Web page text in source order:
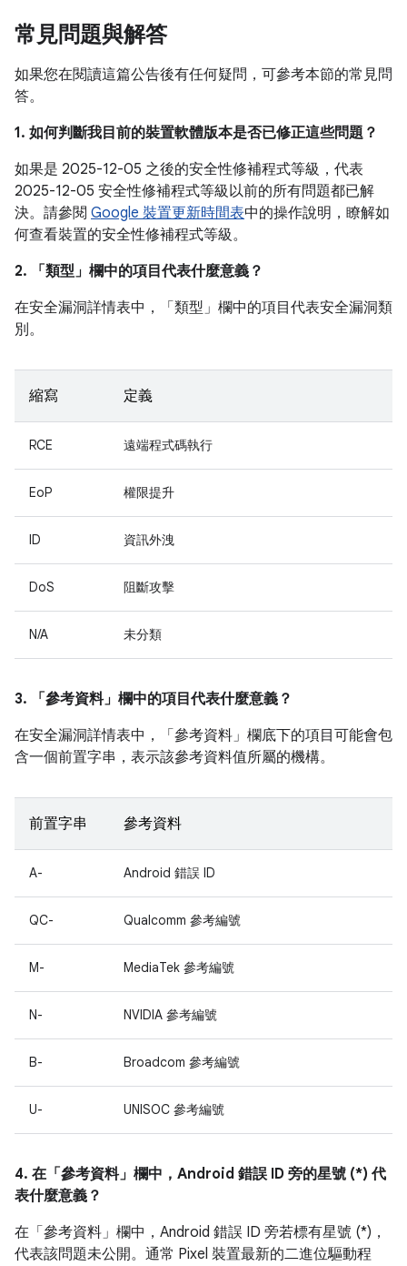
常見問題與解答
如果您在閱讀這篇公告後有任何疑問，可參考本節的常見問
答。
1. 如何判斷我目前的裝置軟體版本是否已修正這些問題？
如果是 2025-12-05 之後的安全性修補程式等級，代表
2025-12-05 安全性修補程式等級以前的所有問題都已解
決。請參閱 Google 裝置更新時間表中的操作說明，瞭解如
何查看裝置的安全性修補程式等級。
2. 「類型」 欄中的項目代表什麼意義？
在安全漏洞詳情表中，「類型」 欄中的項目代表安全漏洞類
別。
縮寫 定義
RCE 遠端程式碼執行
EoP 權限提升
ID 資訊外洩
DoS 阻斷攻擊
N/A 未分類
3. 「參考資料」 欄中的項目代表什麼意義？
在安全漏洞詳情表中，「參考資料」 欄底下的項目可能會包
含一個前置字串，表示該參考資料值所屬的機構。
前置字串 參考資料
A- Android 錯誤 ID
QC- Qualcomm 參考編號
M- MediaTek 參考編號
N- NVIDIA 參考編號
B- Broadcom 參考編號
U- UNISOC 參考編號
4. 在「參考資料」 欄中，Android 錯誤 ID 旁的星號 (*) 代
表什麼意義？
在「參考資料」 欄中，Android 錯誤 ID 旁若標有星號 (*)，
代表該問題未公開。通常 Pixel 裝置最新的二進位驅動程